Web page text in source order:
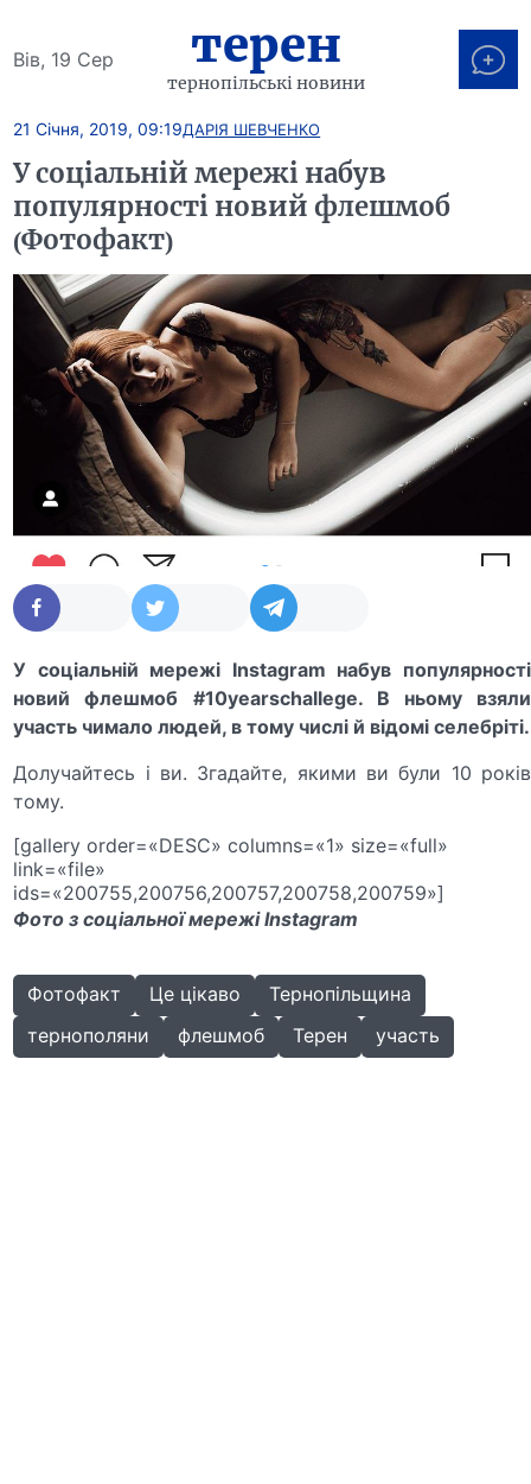
Вів, 19 Сер терен
тернопільські новини
21 Січня, 2019, 09:19ДАРІЯ ШЕВЧЕНКО
У соціальній мережі набув
популярності новий флешмоб
(Фотофакт)
У соціальній мережі Instagram набув популярності
новий флешмоб #10yearschallege. В ньому взяли
участь чимало людей, в тому числі й відомі селебріті.
Долучайтесь і ви. Згадайте, якими ви були 10 років
тому.
[gallery order=«DESC» columns=«1» size=«full»
link=«file»
ids=«200755,200756,200757,200758,200759»]
Фото з соціальної мережі Instagram
Фотофакт Це цікаво
Тернопільщина
тернополяни
флешмоб Терен участь